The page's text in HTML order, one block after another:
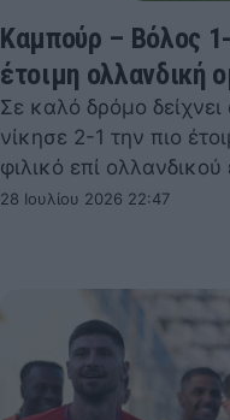
Καμπούρ – Βόλος
έτοιμη ολλανδική
Σε καλό δρόμο
νίκησε 2-1 την πιο
φιλικό επί
28 Ιουλίου 2026 22:47